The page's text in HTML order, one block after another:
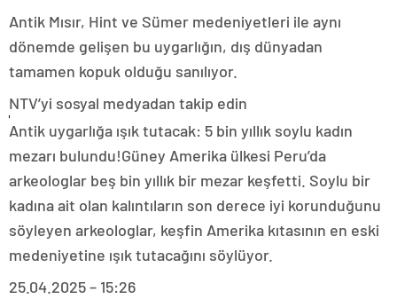
Antik Mısır, Hint ve Sümer medeniyetleri ile aynı
dönemde gelişen bu uygarlığın, dış dünyadan
tamamen kopuk olduğu sanılıyor.
NTV’yi sosyal medyadan takip edin
Antik uygarlığa ışık tutacak: 5 bin yıllık soylu kadın
mezarı bulundu!Güney Amerika ülkesi Peru’da
arkeologlar beş bin yıllık bir mezar keşfetti. Soylu bir
kadına ait olan kalıntıların son derece iyi korunduğunu
söyleyen arkeologlar, keşfin Amerika kıtasının en eski
medeniyetine ışık tutacağını söylüyor.
25.04.2025 – 15:26